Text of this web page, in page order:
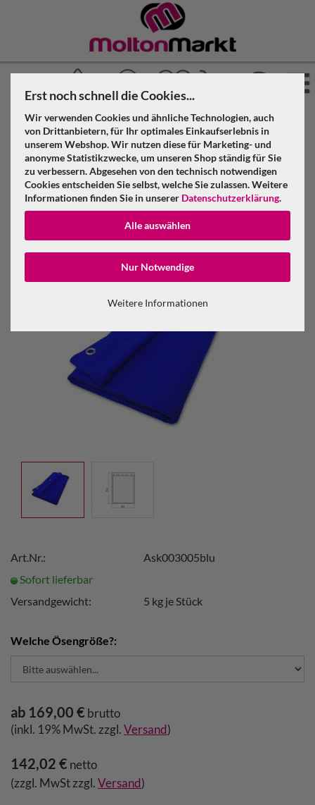
Erst noch schnell die Cookies...
Wir verwenden Cookies und ähnliche Technologien, auch
von Drittanbietern, für Ihr optimales Einkaufserlebnis in
unserem Webshop. Wir nutzen diese für Marketing- und
anonyme Statistikzwecke, um unseren Shop ständig für Sie
zu verbessern. Abgesehen von den technisch notwendigen
Cookies entscheiden Sie selbst, welche Sie zulassen. Weitere
Informationen finden Sie in unserer Datenschutzerklärung.
Alle auswählen
Nur Notwendige
Weitere Informationen
Konto erstellen
Molton Markt » Akustikstoff » Akustikvorhang geöst
Bluebox »
Akustikvorhang bluebox Molton 300 g/m² B=3m (geöst) x
H=5m
Akustikvorhang bluebox Molton 300 g/m²
B=3m (geöst) x H=5m
Art.Nr.:
Ask003005blu
Sofort lieferbar
Versandgewicht:
5 kg je Stück
Welche Ösengröße?:
ab 169,00 € brutto
(inkl. 19% MwSt. zzgl. Versand )
142,02 € netto
(zzgl. MwSt zzgl. Versand)